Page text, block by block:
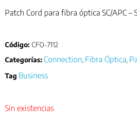
Patch Cord para fibra óptica SC/APC
Código: CFO-7112
Categorías: Connection Fibra Óptica
Tag Business
Sin existencias